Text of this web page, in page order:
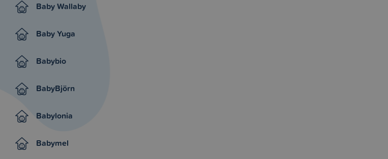
Baby Wallaby
Baby Yuga
Babybio
BabyBjörn
Babylonia
Babymel